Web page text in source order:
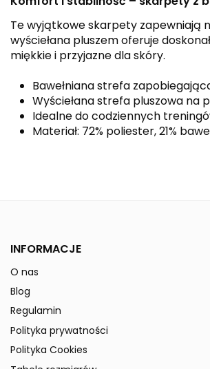
Te wyjątkowe skarpety zapewniają
wyściełana pluszem oferuje
miękkie i przyjazne dla skóry.
Bawełniana strefa
Wyściełana strefa pluszowa
Idealne do codziennych
Materiał: 72% poliester, 21%
ean134043523329452
INFORMACJE
O nas
Blog
Regulamin
Polityka prywatności
Polityka Cookies